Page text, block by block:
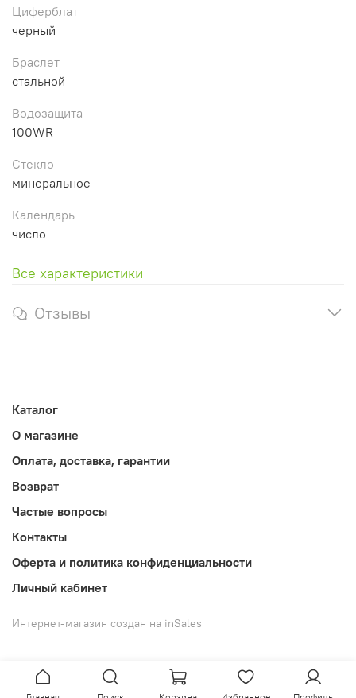
Циферблат
черный
Браслет
стальной
Водозащита
100WR
Стекло
минеральное
Календарь
число
Все характеристики
Отзывы
Каталог
О магазине
Оплата, доставка, гарантии
Возврат
Частые вопросы
Контакты
Оферта и политика конфиденциальности
Личный кабинет
Интернет-магазин создан на inSales